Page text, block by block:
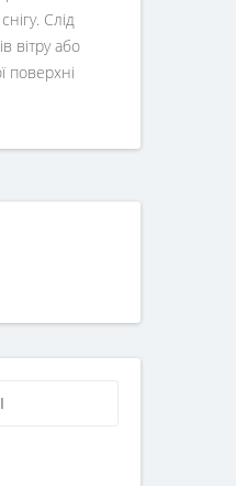
Слід
вітру або
поверхні